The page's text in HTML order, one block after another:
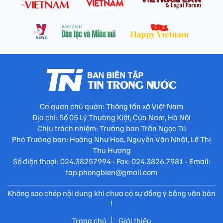
Cơ quan chủ quản: Thông tấn xã Việt Nam
Địa chỉ: Số 05 Lý Thường Kiệt, Cửa Nam, Hà Nội
Chịu trách nhiệm: Trưởng ban Trần Ngọc Tú
Phó Trưởng ban: Hoàng Như Hoa, Nguyễn Văn Nhật, Lê Thị
Thu Hương
Số điện thoại: 024.38257994 - Fax: 024.3826.7981 - Email:
tap.phongbien@gmail.com
Không sao chép nội dung khi chưa có sự đồng ý bằng văn bản
!
Trang chủ
Giới thiệu